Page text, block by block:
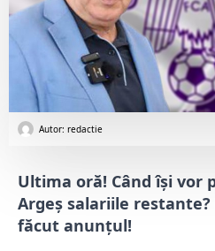
Autor: redactie
Ultima oră! Când își vor
Argeș salariile
făcut anunțul!